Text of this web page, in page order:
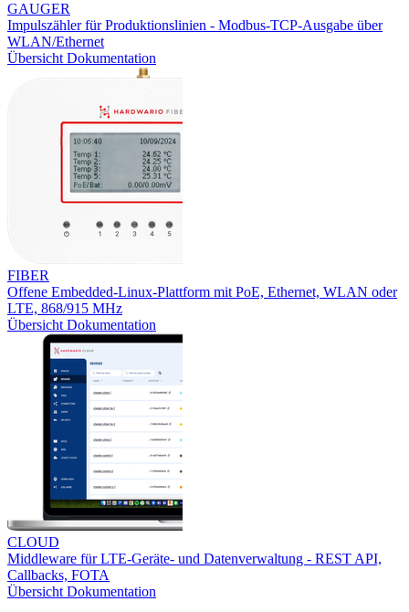
GAUGER
Impulszähler für Produktionslinien - Modbus-TCP-Ausgabe über
WLAN/Ethernet
Übersicht Dokumentation
FIBER
Offene Embedded-Linux-Plattform mit PoE, Ethernet, WLAN oder
LTE, 868/915 MHz
Übersicht Dokumentation
CLOUD
Middleware für LTE-Geräte- und Datenverwaltung - REST API,
Callbacks, FOTA
Übersicht Dokumentation